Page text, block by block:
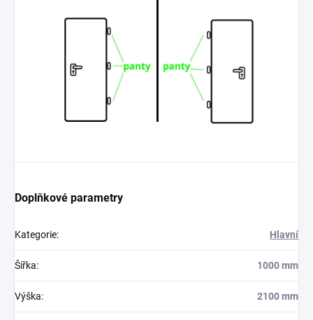
Doplňkové parametry
Kategorie: Hlavní
Šířka: 1000 mm
Výška: 2100 mm